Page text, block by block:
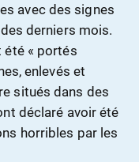
avec des signes
derniers mois.
été « portés
enlevés et
situés dans des
déclaré avoir été
horribles par les